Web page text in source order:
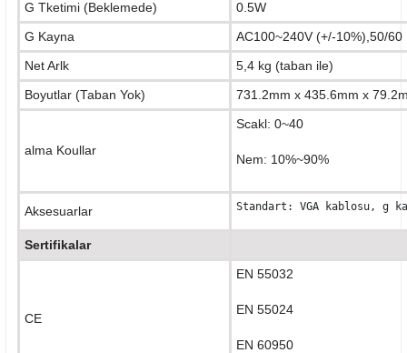
G Tketimi (Beklemede) 0.5W
G Kayna AC100~240V (+/-10%),50/60
Net Arlk 5,4 kg (taban ile)
Boyutlar (Taban Yok) 731.2mm x 435.6mm x
alma Koullar
Scakl: 0~40
Nem: 10%~90%
Aksesuarlar Standart: VGA kablosu, g
Sertifikalar
CE
EN 55032
EN 55024
EN 60950